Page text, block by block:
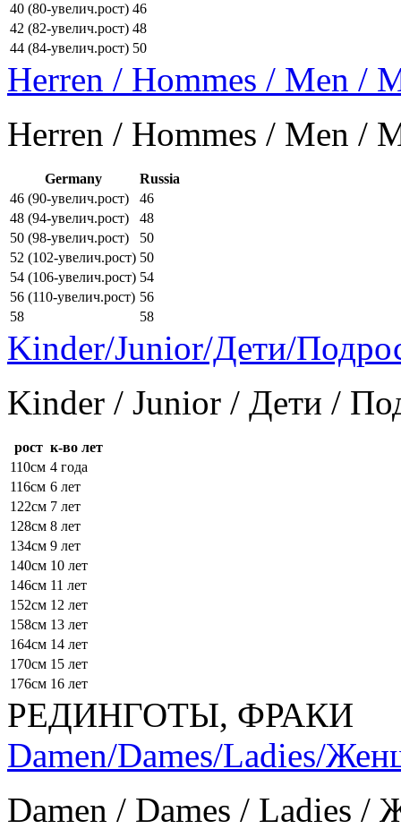
40 (80-увелич.рост) 46
42 (82-увелич.рост) 48
44 (84-увелич.рост) 50
Herren / Hommes / Men /
Herren / Hommes / Men /
Germany
Russia
46 (90-увелич.рост)
46
48 (94-увелич.рост)
48
50 (98-увелич.рост)
50
52 (102-увелич.рост) 50
54 (106-увелич.рост) 54
56 (110-увелич.рост) 56
58
58
Kinder/Junior/Дети/
Kinder / Junior / Дети /
рост к-во лет
110см 4 года
116см 6 лет
122см 7 лет
128см 8 лет
134см 9 лет
140см 10 лет
146см 11 лет
152см 12 лет
158см 13 лет
164см 14 лет
170см 15 лет
176см 16 лет
РЕДИНГОТЫ, ФРАКИ
Damen/Dames/Ladies/
Damen / Dames / Ladies